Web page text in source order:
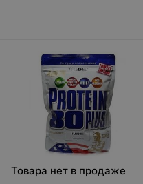
Товара нет в продаже